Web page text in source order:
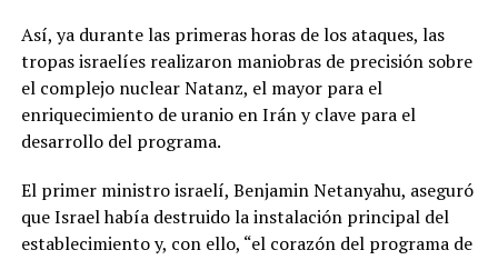
Así, ya durante las primeras horas de los ataques, las
tropas israelíes realizaron maniobras de precisión sobre
el complejo nuclear Natanz, el mayor para el
enriquecimiento de uranio en Irán y clave para el
desarrollo del programa.
El primer ministro israelí, Benjamin Netanyahu, aseguró
que Israel había destruido la instalación principal del
establecimiento y, con ello, “el corazón del programa de